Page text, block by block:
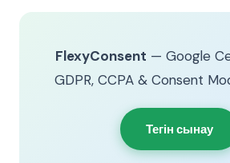
FlexyConsent — Google
GDPR, CCPA & Consent
Тегін сынау